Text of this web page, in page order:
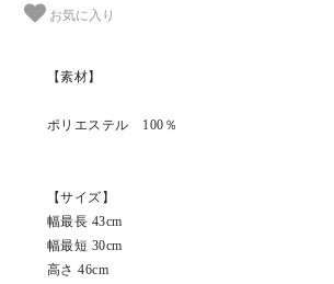
お気に入り
【素材】
ポリエステル 100％
【サイズ】
幅最長 43cm
幅最短 30cm
高さ 46cm